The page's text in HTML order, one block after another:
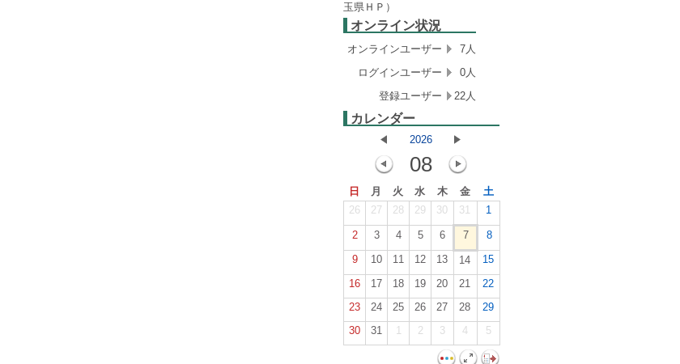
玉県ＨＰ）
オンライン状況
オンラインユーザー
7人
ログインユーザー
0人
登録ユーザー
22人
カレンダー
2026
08
日 月 火 水 木 金
土
26
27 28 29 30 31 1
2 3 4 5 6 7
8
9
10 11 12 13 14
15
16
17 18 19 20 21
22
23
24 25 26 27 28
29
30
31 1 2 3 4 5